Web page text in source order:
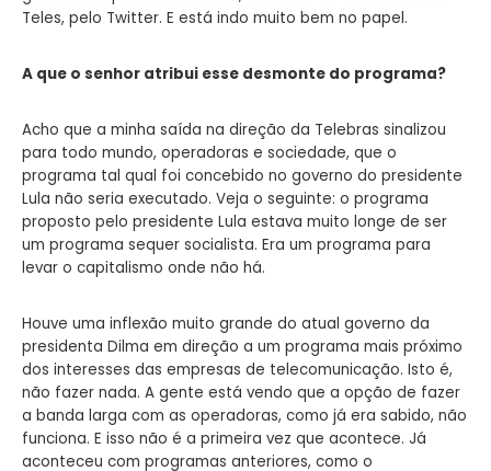
Teles, pelo Twitter. E está indo muito bem no papel.
A que o senhor atribui esse desmonte do programa?
Acho que a minha saída na direção da Telebras sinalizou
para todo mundo, operadoras e sociedade, que o
programa tal qual foi concebido no governo do presidente
Lula não seria executado. Veja o seguinte: o programa
proposto pelo presidente Lula estava muito longe de ser
um programa sequer socialista. Era um programa para
levar o capitalismo onde não há.
Houve uma inflexão muito grande do atual governo da
presidenta Dilma em direção a um programa mais próximo
dos interesses das empresas de telecomunicação. Isto é,
não fazer nada. A gente está vendo que a opção de fazer
a banda larga com as operadoras, como já era sabido, não
funciona. E isso não é a primeira vez que acontece. Já
aconteceu com programas anteriores, como o